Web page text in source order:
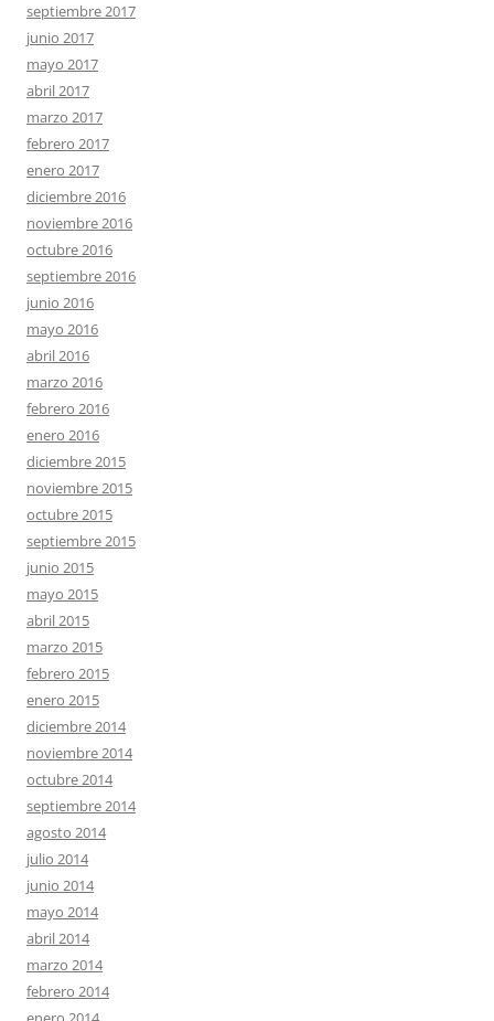
septiembre 2017
junio 2017
mayo 2017
abril 2017
marzo 2017
febrero 2017
enero 2017
diciembre 2016
noviembre 2016
octubre 2016
septiembre 2016
junio 2016
mayo 2016
abril 2016
marzo 2016
febrero 2016
enero 2016
diciembre 2015
noviembre 2015
octubre 2015
septiembre 2015
junio 2015
mayo 2015
abril 2015
marzo 2015
febrero 2015
enero 2015
diciembre 2014
noviembre 2014
octubre 2014
septiembre 2014
agosto 2014
julio 2014
junio 2014
mayo 2014
abril 2014
marzo 2014
febrero 2014